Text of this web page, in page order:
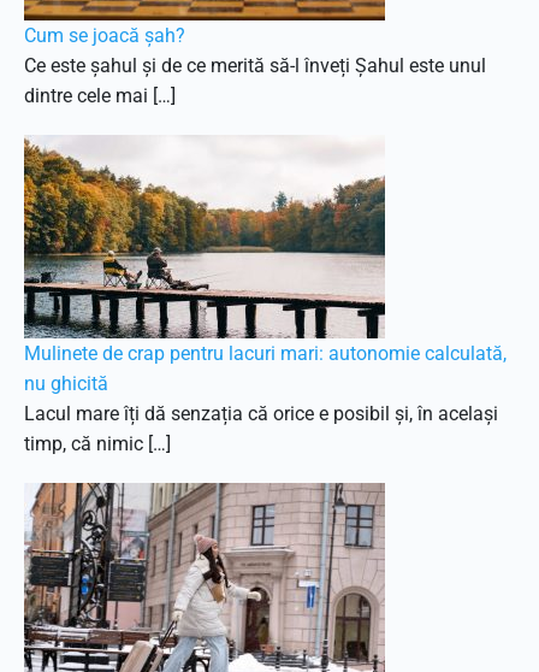
Cum se joacă șah?
Ce este șahul și de ce merită să-l înveți Șahul este unul
dintre cele mai […]
Mulinete de crap pentru lacuri mari: autonomie calculată,
nu ghicită
Lacul mare îți dă senzația că orice e posibil și, în același
timp, că nimic […]